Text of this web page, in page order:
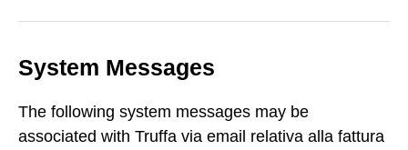
System Messages
The following system messages may be
associated with Truffa via email relativa alla fattura